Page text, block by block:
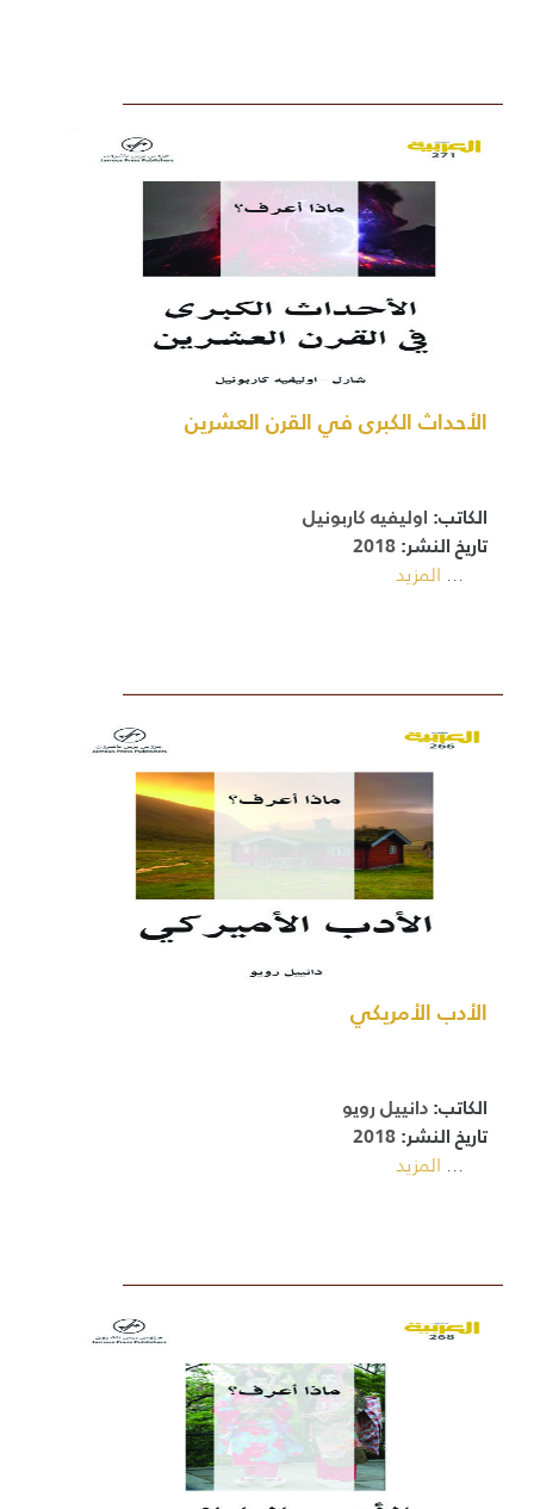
الأحداث الكبرى في القرن العشرين
الكاتب:اوليفيه كاربونيل
تاريخ النشر:2018
...المزيد
الأدب الأمريكي
الكاتب:دانييل رويو
تاريخ النشر:2018
...المزيد